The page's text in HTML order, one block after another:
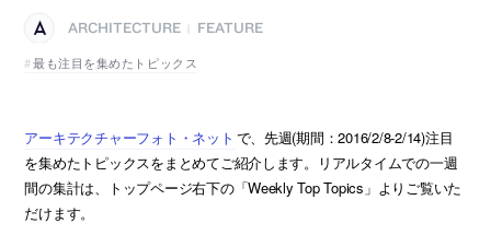
ARCHITECTURE
FEATURE
最も注目を集めたトピックス
アーキテクチャーフォト・ネット で、先週(期間：2016/2/8-2/14)注目
を集めたトピックスをまとめてご紹介します。リアルタイムでの一週
間の集計は、トップページ右下の「Weekly Top Topics」よりご覧いた
だけます。